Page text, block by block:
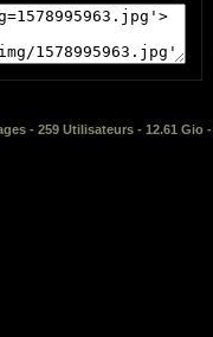
- 259 Utilisateurs - 12.61 Gio -